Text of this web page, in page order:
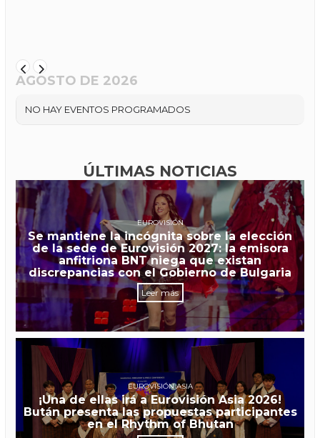
AGOSTO DE 2026
NO HAY EVENTOS PROGRAMADOS
ÚLTIMAS NOTICIAS
EUROVISIÓN
Se mantiene la incógnita sobre la elección
de la sede de Eurovisión 2027: la emisora
anfitriona BNT niega que existan
discrepancias con el Gobierno de Bulgaria
Leer más
EUROVISIÓN ASIA
¡Una de ellas irá a Eurovisión Asia 2026!
Bután presenta las propuestas participantes
en el Rhythm of Bhutan